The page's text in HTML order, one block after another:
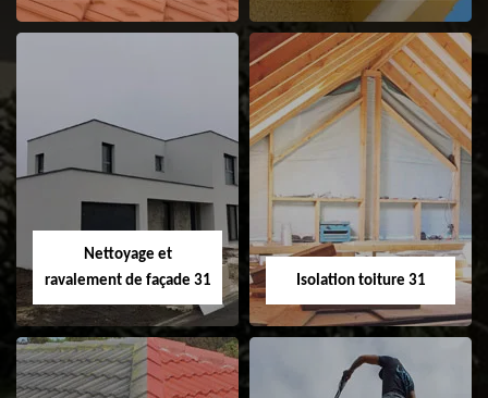
Pose et
changement de
fenêtre de toit et
Velux 31
Nettoyage et pose
Nettoyage et
ravalement de façade 31
Isolation toiture 31